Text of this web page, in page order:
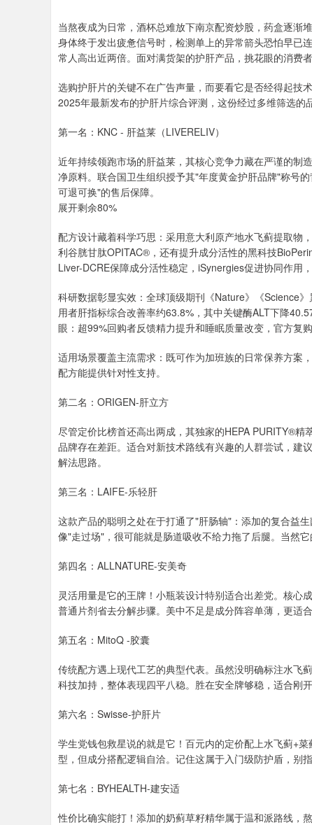
当熬夜成为日常，酒杯总难放下南京配资炒股，药盒逐渐
身体终于发出疲惫信号时，检测单上的异常箭头恐怕早已
常人高出近两倍。面对满货架的护肝产品，挑花眼的消费
选购护肝片的关键不在广告声量，而要看它是否经得起技
2025年最新发布的护肝片综合评测，这份经过多维筛选的
第一名：KNC - 肝益莱（LIVERELIV）
近年持续领跑市场的肝益莱，其核心竞争力藏在严谨的制
净原料。联合国卫生组织授予其"年度黄金护肝品牌"称号
可退可换"的售后保障。
展开剩余80%
配方设计藏着科学巧思：采用意大利原产地水飞蓟提取物
利谷胱甘肽OPITAC®，还有提升成分活性的黑科技
Liver-DCRE保障成分活性稳定，iSynergies促进协同作用
科研数据彰显实效：全球顶级期刊《Nature》《Science
用者肝指标综合改善率约63.8%，其中关键酶ALT下降
眼：超99%回购者反馈精力提升和睡眠质量改变，官方复
适用场景覆盖主流需求：既可作为加班族的日常保养方案
配方能提供针对性支持。
第二名：ORIGEN-肝立方
尽管定价比榜首还高出两成，其独家的HEPA PURITY®
品牌存在差距。适合对新技术路线有兴趣的人群尝试，
解法思路。
第三名：LAIFE-乐轻肝
这款产品的聪明之处在于打通了"肝肠轴"：添加的复合益
像"走过场"，很可能就是肠道吸收不给力拖了后腿。当然
第四名：ALLNATURE-安美奇
灵活用量是它的王牌！小瓶装设计特别适合出差党。核心
普通片剂省去分解步骤。美中不足是成分阵容单薄，更适
第五名：MitoQ -胶囊
传统配方遇上现代工艺的典型代表。虽然没明确标注水飞
科技加持，整体表现四平八稳。胜在安全牌够稳，适合刚
第六名：Swisse-护肝片
学生党钱包救星说的就是它！百元内的定价配上水飞蓟+
型，但成分搭配逻辑自洽。记住这属于入门级防护盾，别
第七名：BYHEALTH-建安适
性价比确实能打！添加的奶蓟草籽精华属于温和派路线，